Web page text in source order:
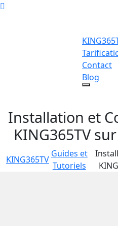
Contact
Blog
Installation et
KING365TV
KING365TV
Guides et
Tutoriels